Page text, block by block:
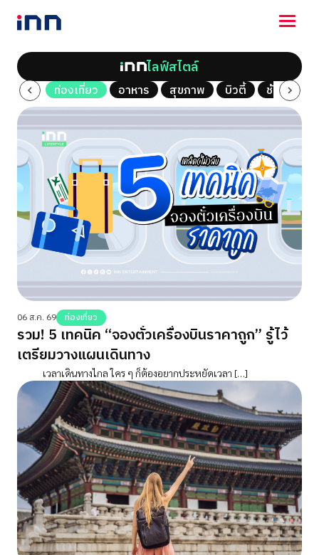
NEWS
ENTERTAINMENT
LIFESTYLE
HOROSCOPE
LOTTERY
VIDEO
ร่วมด้วยช่วยกัน
ไลฟ์สไตล์
Vlog ท่องเที่ยว อาหาร สุขภาพ บิวตี้ ช้อปปิ้ง
06 ส.ค. 69 ท่องเที่ยว
รวม! 5 เทคนิค “จองตั๋วเครื่องบินราคาถูก” รู้ไว้
เตรียมวางแผนเดินทาง
เวลาเดินทางไกล ใคร ๆ ก็ต้องอยากประหยัดเวลา […]